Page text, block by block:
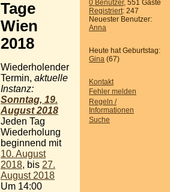
0 Benutzer, 551 Gäste
Registriert: 247
Neuester Benutzer:
Anna
Heute hat Geburtstag:
Gina (67)
Kontakt
Fehler melden
Regeln /
Informationen
Suche
Tage
Wien
2018
Wiederholender
Termin, aktuelle
Instanz:
Sonntag, 19.
August 2018
Jeden Tag
Wiederholung
beginnend mit
10. August
2018, bis 27.
August 2018
Um 14:00